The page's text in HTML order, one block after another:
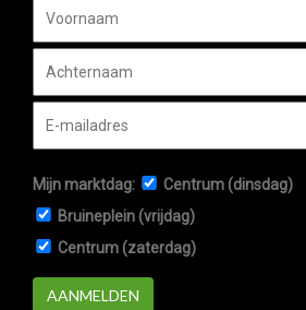
Mijn marktdag:
Centrum (dinsdag)
Bruineplein (vrijdag)
Centrum (zaterdag)
AANMELDEN